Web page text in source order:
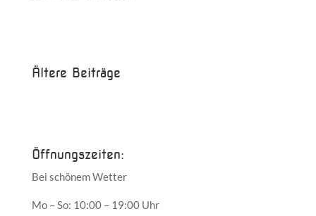
Ältere Beiträge
Öffnungszeiten:
Bei schönem Wetter
Mo – So: 10:00 – 19:00 Uhr